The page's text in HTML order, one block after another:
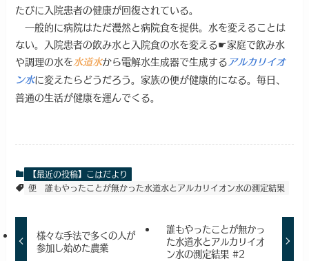
たびに入院患者の健康が回復されている。
一般的に病院はただ漫然と病院食を提供。水を変えることは
ない。入院患者の飲み水と入院食の水を変える☛家庭で飲み水
や調理の水を水道水から電解水生成器で生成するアルカリイオ
ン水に変えたらどうだろう。家族の便が健康的になる。毎日、
普通の生活が健康を運んでくる。
【最近の投稿】こはだより
便
誰もやったことが無かった水道水とアルカリイオン水の測定結果
様々な手法で多くの人が
参加し始めた農業
誰もやったことが無かっ
た水道水とアルカリイオ
ン水の測定結果 #2